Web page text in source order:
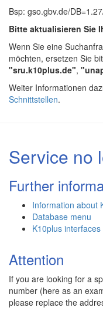
Bsp: gso.gbv.de/
Bitte aktualisieren Sie
Wenn Sie eine
möchten, ersetzen Sie
"sru.k10plus.de",
Weiter Informationen
Schnittstellen.
Service no
Further
Information about
Database menu
K10plus interfaces
Attention
If you are looking for a
number (here as an
please replace the